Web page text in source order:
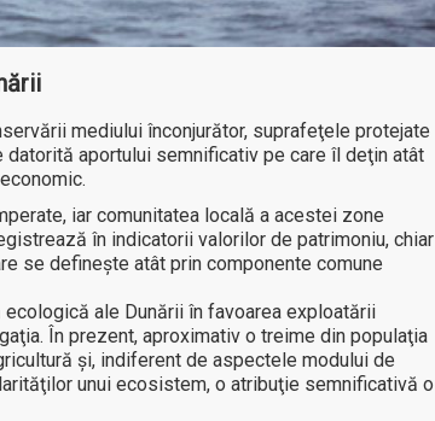
mediului înconjurător, suprafeţele protejate
aportului semnificativ pe care îl deţin atât
iar comunitatea locală a acestei zone
în indicatorii valorilor de patrimoniu, chiar
se defineşte atât prin componente comune
ale Dunării în favoarea exploatării
În prezent, aproximativ o treime din populaţia
şi, indiferent de aspectele modului de
unui ecosistem, o atribuţie semnificativă o